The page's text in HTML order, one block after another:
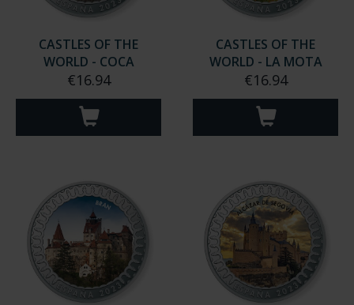
CASTLES OF THE
WORLD - COCA
€16.94
CASTLES OF THE
WORLD - LA MOTA
€16.94